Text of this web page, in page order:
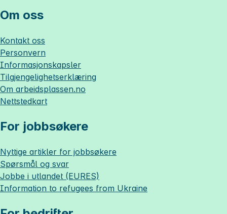
Om oss
Kontakt oss
Personvern
Informasjonskapsler
Tilgjengelighetserklæring
Om arbeidsplassen.no
Nettstedkart
For jobbsøkere
Nyttige artikler for jobbsøkere
Spørsmål og svar
Jobbe i utlandet (EURES)
Information to refugees from Ukraine